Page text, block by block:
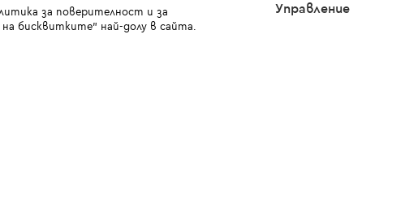
за поверителност и за
бисквитките" най-долу в сайта.
Управление